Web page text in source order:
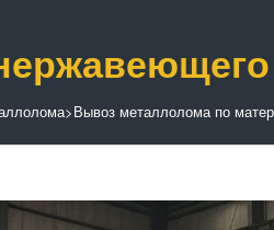
>Вывоз металлолома по